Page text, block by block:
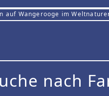
auf Wangerooge im
nach